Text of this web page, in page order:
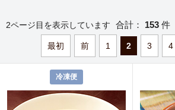
2ページ目を表示しています 合計： 153 件
最初 前 1 2 3 4
冷凍便